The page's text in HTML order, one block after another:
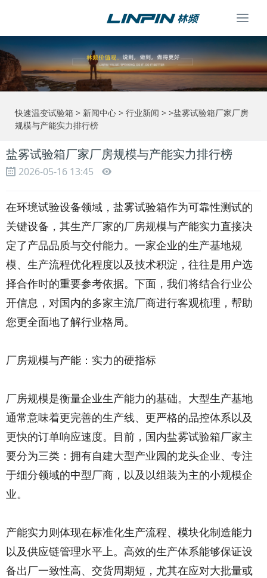
快速温变试验箱 > 新闻中心 > 行业新闻 > >盐雾试验箱厂家厂房
规模与产能实力排行榜
盐雾试验箱厂家厂房规模与产能实力排行榜
2026-05-16 13:45
在环境试验设备领域，盐雾试验箱作为可靠性测试的
关键设备，其生产厂家的厂房规模与产能实力直接决
定了产品品质与交付能力。一家企业的生产基地规
模、生产流程优化程度以及技术积淀，往往是用户选
择合作时的重要参考依据。下面，我们将结合行业公
开信息，对国内的多家主流厂商进行客观梳理，帮助
您更全面地了解行业格局。
厂房规模与产能：实力的硬指标
厂房规模是衡量企业生产能力的基础。大型生产基地
通常意味着更完善的生产线、更严格的品控体系以及
更快的订单响应速度。目前，国内盐雾试验箱厂家主
要分为三类：拥有自建大型产业园的龙头企业、专注
于细分领域的中型厂商，以及以组装为主的小规模企
业。
产能实力则体现在标准化生产流程、模块化制造能力
以及供应链管理水平上。高效的生产体系能够保证设
备出厂一致性高、交货周期短，尤其在应对大批量或